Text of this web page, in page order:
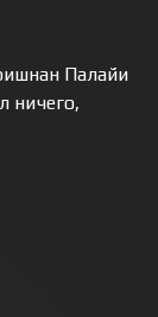
Палайи
ничего,